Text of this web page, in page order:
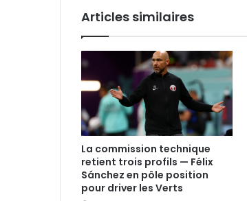
Articles similaires
La commission technique
retient trois profils — Félix
Sánchez en pôle position
pour driver les Verts